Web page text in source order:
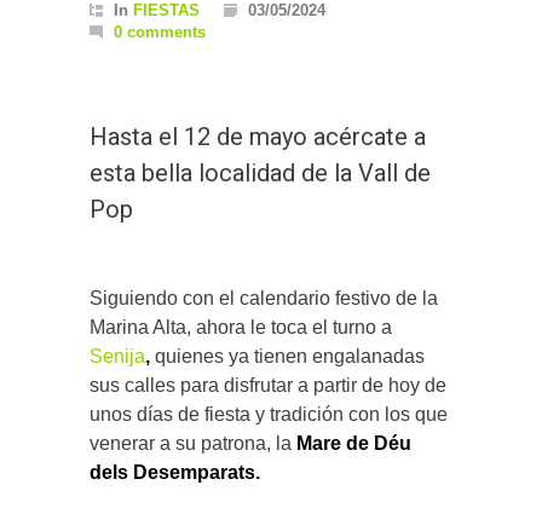
In FIESTAS
03/05/2024
0 comments
Hasta el 12 de mayo acércate a
esta bella localidad de la Vall de
Pop
Siguiendo con el calendario festivo de la
Marina Alta, ahora le toca el turno a
Senija, quienes ya tienen engalanadas
sus calles para disfrutar a partir de hoy de
unos días de fiesta y tradición con los que
venerar a su patrona, la Mare de Déu
dels Desemparats.